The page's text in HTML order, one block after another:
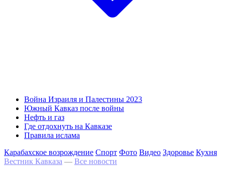
Война Израиля и Палестины 2023
Южный Кавказ после войны
Нефть и газ
Где отдохнуть на Кавказе
Правила ислама
Карабахское возрождение Спорт Фото Видео Здоровье Кухня
Вестник Кавказа — Все новости